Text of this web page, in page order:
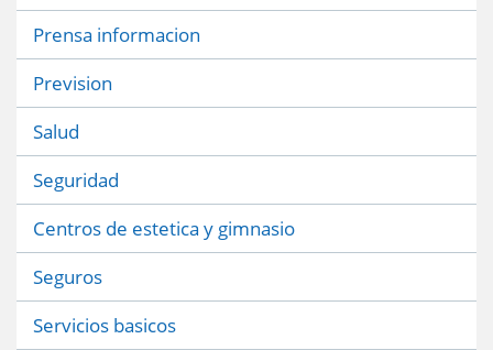
Prensa informacion
Prevision
Salud
Seguridad
Centros de estetica y gimnasio
Seguros
Servicios basicos